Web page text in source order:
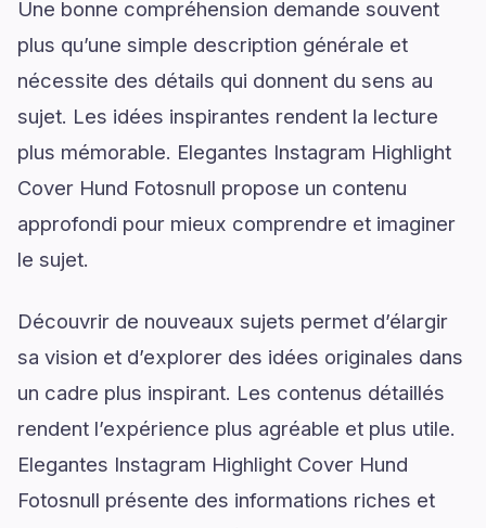
Une bonne compréhension demande souvent
plus qu’une simple description générale et
nécessite des détails qui donnent du sens au
sujet. Les idées inspirantes rendent la lecture
plus mémorable. Elegantes Instagram Highlight
Cover Hund Fotosnull propose un contenu
approfondi pour mieux comprendre et imaginer
le sujet.
Découvrir de nouveaux sujets permet d’élargir
sa vision et d’explorer des idées originales dans
un cadre plus inspirant. Les contenus détaillés
rendent l’expérience plus agréable et plus utile.
Elegantes Instagram Highlight Cover Hund
Fotosnull présente des informations riches et